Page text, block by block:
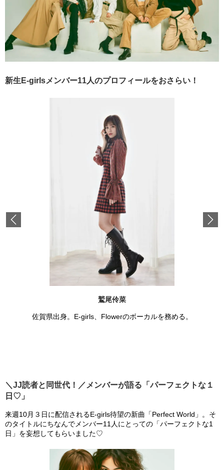
新生E-girlsメンバー11人のプロフィールをおさらい！
鷲尾伶菜
佐賀県出身。E-girls、Flowerのボーカルを務める。
＼JJ読者と同世代！／メンバーが語る「パーフェクトな１
日♡」
来週10月３日に配信されるE-girls待望の新曲「Perfect World」。そ
のタイトルにちなんでメンバー11人にとっての「パーフェクトな1
日」を妄想してもらいました♡